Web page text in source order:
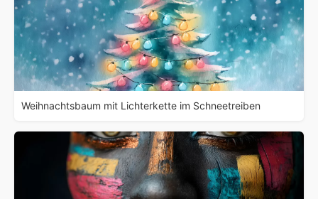
Weihnachtsbaum mit Lichterkette im Schneetreiben